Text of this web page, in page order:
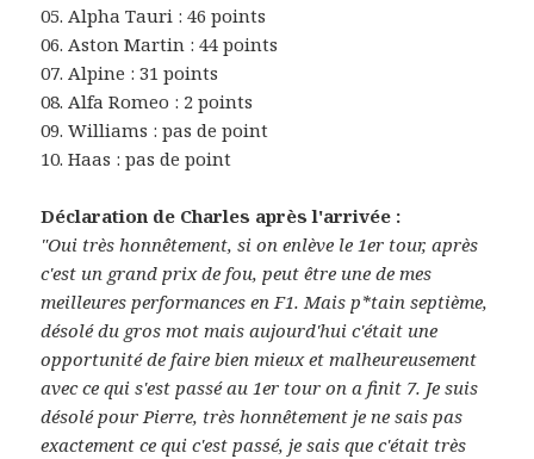
05. Alpha Tauri : 46 points
06. Aston Martin : 44 points
07. Alpine : 31 points
08. Alfa Romeo : 2 points
09. Williams : pas de point
10. Haas : pas de point
Déclaration de Charles après l'arrivée :
"Oui très honnêtement, si on enlève le 1er tour, après
c'est un grand prix de fou, peut être une de mes
meilleures performances en F1. Mais p*tain septième,
désolé du gros mot mais aujourd'hui c'était une
opportunité de faire bien mieux et malheureusement
avec ce qui s'est passé au 1er tour on a finit 7. Je suis
désolé pour Pierre, très honnêtement je ne sais pas
exactement ce qui c'est passé, je sais que c'était très